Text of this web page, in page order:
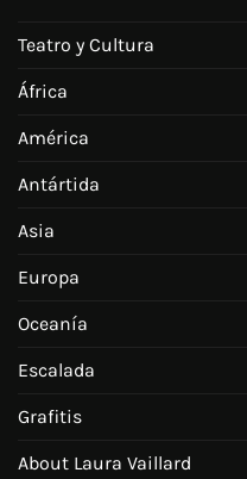
Teatro y Cultura
África
América
Antártida
Asia
Europa
Oceanía
Escalada
Grafitis
About Laura Vaillard